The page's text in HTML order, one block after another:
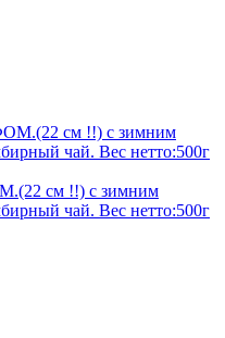
см !!) с зимним
чай. Вес нетто:500г